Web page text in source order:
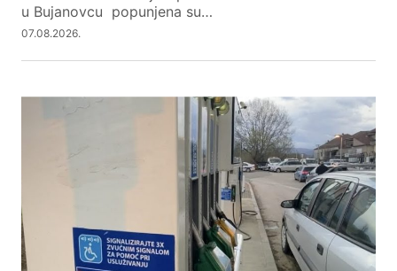
SUBMIT COMMENT
u Bujanovcu popunjena su…
07.08.2026.